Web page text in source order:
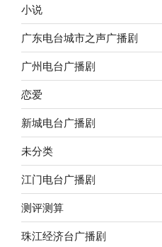
小说
广东电台城市之声广播剧
广州电台广播剧
恋爱
新城电台广播剧
未分类
江门电台广播剧
测评测算
珠江经济台广播剧